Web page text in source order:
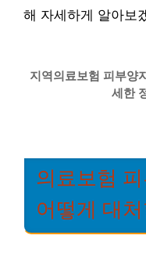
해 자세하게 알아보
지역의료보험 피부양
세한
의료보험
어떻게 대